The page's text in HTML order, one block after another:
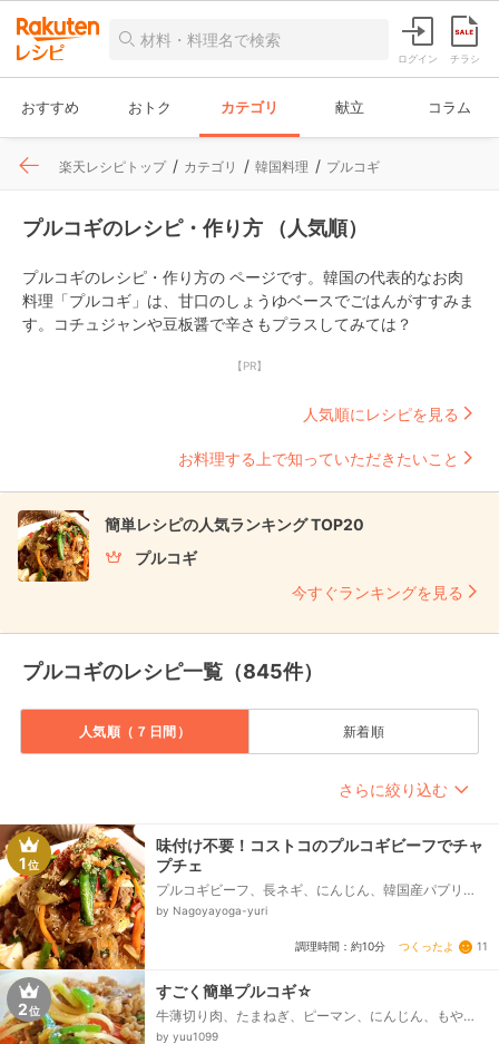
ログイン チラシ
おすすめ おトク カテゴリ 献立 コラム
楽天レシピトップ カテゴリ 韓国料理 プルコギ
プルコギのレシピ・作り方 （人気順）
プルコギのレシピ・作り方の ページです。韓国の代表的なお肉
料理「プルコギ」は、甘口のしょうゆベースでごはんがすすみま
す。コチュジャンや豆板醤で辛さもプラスしてみては？
【PR】
人気順にレシピを見る
お料理する上で知っていただきたいこと
簡単レシピの人気ランキング TOP20
プルコギ
今すぐランキングを見る
プルコギのレシピ一覧（845件）
人気順（７日間） 新着順
さらに絞り込む
1位
味付け不要！コストコのプルコギビーフでチャ
プチェ
プルコギビーフ、長ネギ、にんじん、韓国産パプリ
カ、ニラ、春雨、ごま油、お好みでいりごま
by Nagoyayoga-yuri
調理時間：約10分 つくったよ 11
2位
すごく簡単プルコギ☆
牛薄切り肉、たまねぎ、ピーマン、にんじん、もや
し、☆醤油、☆お酒、☆コチュジャン、☆おろしにん
by yuu1099